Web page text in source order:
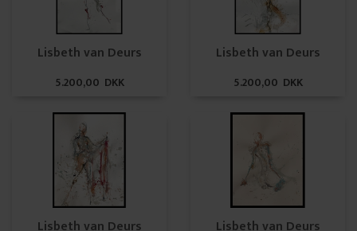
Lisbeth van Deurs
5.200,00 DKK
Lisbeth van Deurs
5.200,00 DKK
Lisbeth van Deurs Lisbeth van Deurs